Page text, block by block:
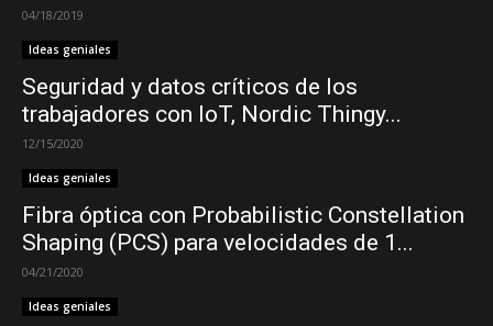
04/18/2019
Ideas geniales
Seguridad y datos críticos de los
trabajadores con IoT, Nordic Thingy...
12/15/2020
Ideas geniales
Fibra óptica con Probabilistic Constellation
Shaping (PCS) para velocidades de 1...
04/21/2020
Ideas geniales